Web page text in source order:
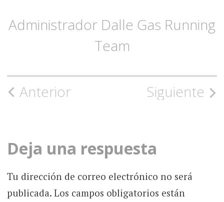
Administrador Dalle Gas Running
Team
Navegación
la
entrada
Anterior Siguiente
Deja una respuesta
Tu dirección de correo electrónico no será
publicada. Los campos obligatorios están